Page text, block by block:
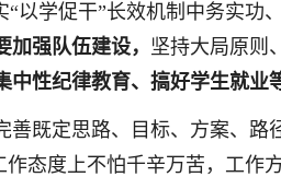
以学促干”长效机制中务实
加强队伍建设， 坚持大局原则
中性纪律教育、搞好学生就业
善既定思路、目标、方案、
作态度上不怕千辛万苦，工作